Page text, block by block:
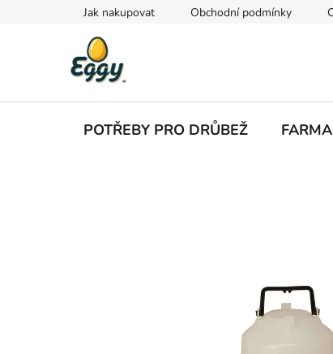
Jak nakupovat Obchodní podmínky
POTŘEBY PRO DRŮBEŽ FARMA